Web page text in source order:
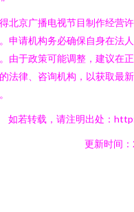
北京广播电视节目制作经营
申请机构务必确保自身在法
由于政策可能调整，建议在
法律、咨询机构，以获取最
如若转载，请注明出处：
更新时间